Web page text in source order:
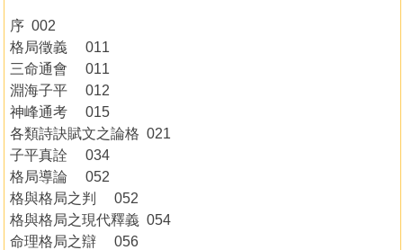
序 002
格局徵義 011
三命通會 011
淵海子平 012
神峰通考 015
各類詩訣賦文之論格 021
子平真詮 034
格局導論 052
格與格局之判 052
格與格局之現代釋義 054
命理格局之辯 056